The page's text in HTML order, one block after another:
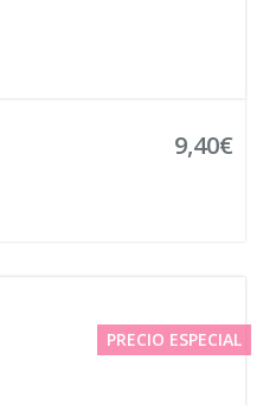
9,40€
PRECIO ESPECIAL